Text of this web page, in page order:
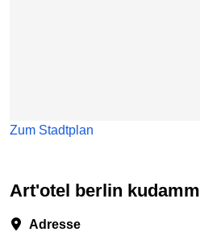
Zum Stadtplan
art'otel berlin kudamm
Adresse